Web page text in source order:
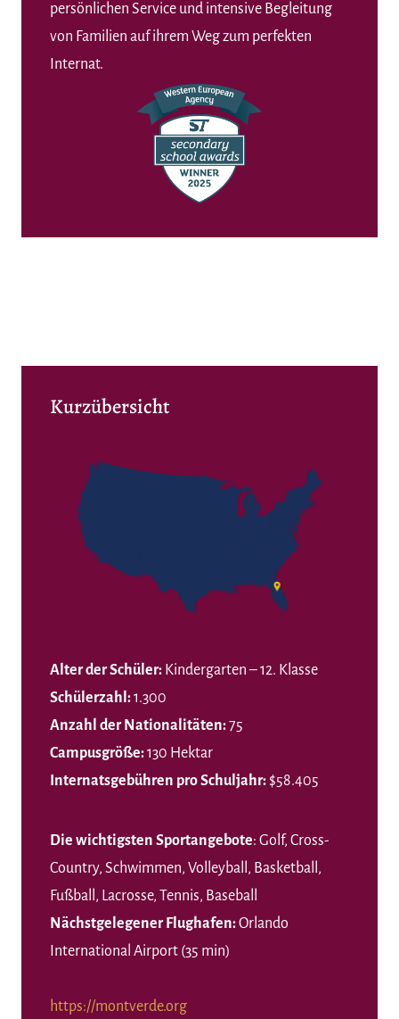
persönlichen Service und intensive Begleitung
von Familien auf ihrem Weg zum perfekten
Internat.
Kurzübersicht
Alter der Schüler: Kindergarten – 12. Klasse
Schülerzahl:1.300
Anzahl der Nationalitäten:75
Campusgröße:130 Hektar
Internatsgebühren pro Schuljahr: $58.405
Die wichtigsten Sportangebote: Golf, Cross-
Country, Schwimmen, Volleyball, Basketball,
Fußball, Lacrosse, Tennis, Baseball
Nächstgelegener Flughafen:Orlando
International Airport (35 min)
https://montverde.org